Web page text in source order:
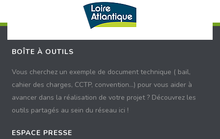
BOÎTE À OUTILS
Vous cherchez un exemple de document technique ( bail,
cahier des charges, CCTP, convention...) pour vous aider à
avancer dans la réalisation de votre projet ? Découvrez les
outils partagés au sein du réseau ici !
ESPACE PRESSE